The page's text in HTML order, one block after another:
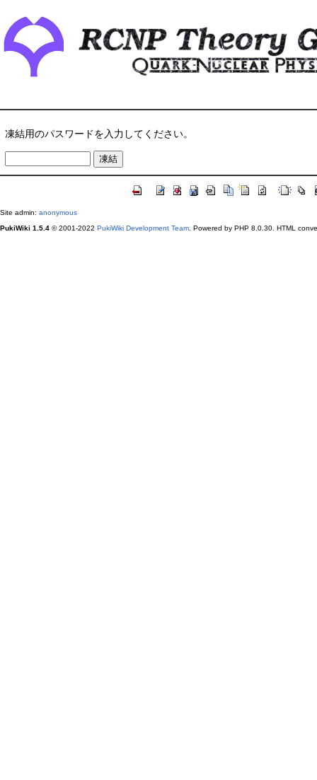
凍結用のパスワードを入力してください。
Site admin: anonymous
PukiWiki 1.5.4 © 2001-2022 PukiWiki Development Team . Powered by PHP 8.0.30. HTML